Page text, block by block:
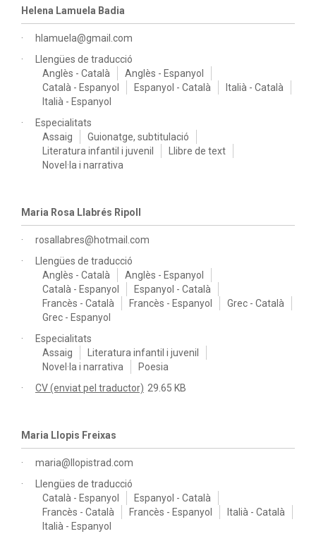
Helena Lamuela Badia
hlamuela@gmail.com
Llengües de traducció
Anglès - Català
Anglès - Espanyol
Català - Espanyol
Espanyol - Català
Italià - Català
Italià - Espanyol
Especialitats
Assaig
Guionatge, subtitulació
Literatura infantil i juvenil
Llibre de text
Novel·la i narrativa
Maria Rosa Llabrés Ripoll
rosallabres@hotmail.com
Llengües de traducció
Anglès - Català
Anglès - Espanyol
Català - Espanyol
Espanyol - Català
Francès - Català
Francès - Espanyol
Grec - Català
Grec - Espanyol
Especialitats
Assaig
Literatura infantil i juvenil
Novel·la i narrativa
Poesia
CV (enviat pel traductor) 29.65 KB
Maria Llopis Freixas
maria@llopistrad.com
Llengües de traducció
Català - Espanyol
Espanyol - Català
Francès - Català
Francès - Espanyol
Italià - Català
Italià - Espanyol